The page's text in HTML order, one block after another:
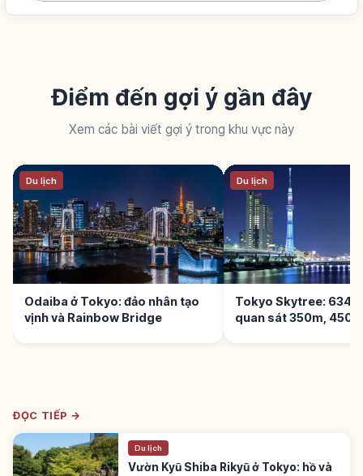
Điểm đến gợi ý gần đây
Xem các bài viết gợi ý trong khu vực này
Du lịch
Odaiba ở Tokyo: đảo nhân tạo
vịnh và Rainbow Bridge
Du lịch
Tokyo Skytree:
quan sát 350m, 450m
ĐỌC TIẾP →
Du lịch
Vườn Kyū Shiba Rikyū ở Tokyo: hồ và